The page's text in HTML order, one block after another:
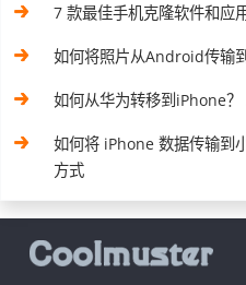
7 款最佳手机克隆软件和应
如何将照片从Android传输
如何从华为转移到iPhone
如何将 iPhone 数据传输到
方式